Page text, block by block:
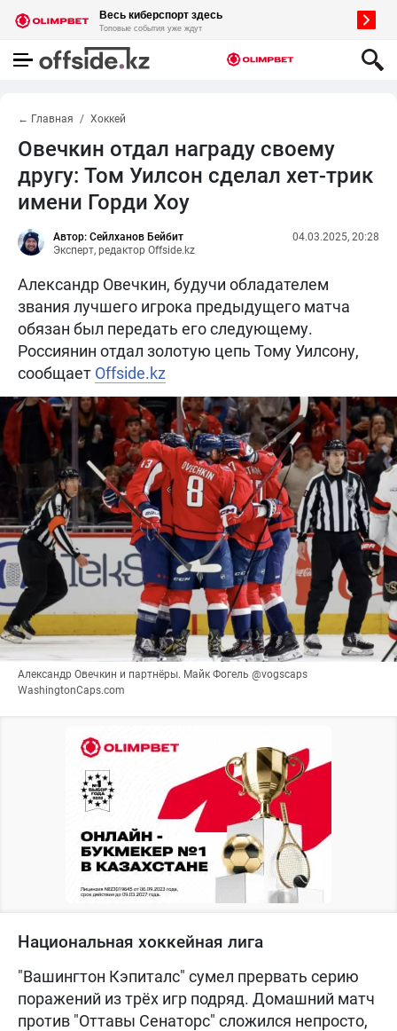
← Главная Хоккей
Овечкин отдал награду своему
другу: Том Уилсон сделал хет-трик
имени Горди Хоу
Автор: Сейлханов Бейбит
Эксперт, редактор Offside.kz
04.03.2025, 20:28
Александр Овечкин, будучи обладателем
звания лучшего игрока предыдущего матча
обязан был передать его следующему.
Россиянин отдал золотую цепь Тому Уилсону,
сообщает Offside.kz
Александр Овечкин и партнёры. Майк Фогель @vogscaps
WashingtonCaps.com
Национальная хоккейная лига
"Вашингтон Кэпиталс" сумел прервать серию
поражений из трёх игр подряд. Домашний матч
против "Оттавы Сенаторс" сложился непросто,